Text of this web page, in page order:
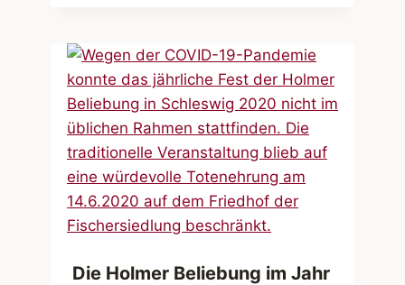
Die Holmer Beliebung im Jahr